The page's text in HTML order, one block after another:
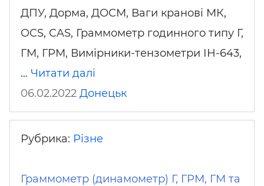
ДПУ, Дорма, ДОСМ, Ваги кранові МК,
OCS, CAS, Граммометр годинного типу Г,
ГМ, ГРМ, Вимірники-тензометри ІН-643,
… Читати далі
06.02.2022 Донецьк
Рубрика: Різне
Граммометр (динамометр) Г, ГРМ, ГМ та